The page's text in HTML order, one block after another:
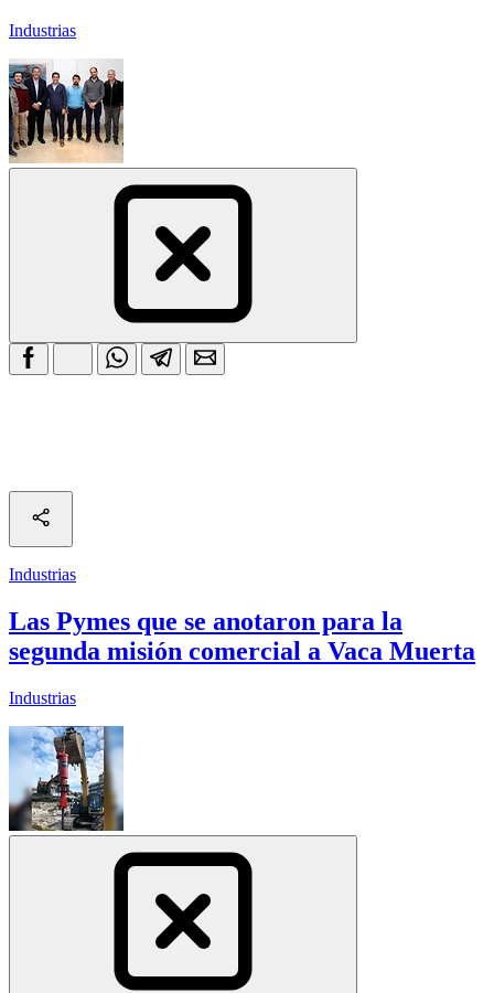
Industrias
Industrias
Las Pymes que se anotaron para la
segunda misión comercial a Vaca Muerta
Industrias